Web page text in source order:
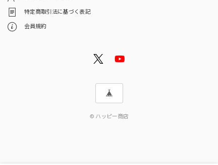
特定商取引法に基づく表記
会員規約
© ハッピー商店